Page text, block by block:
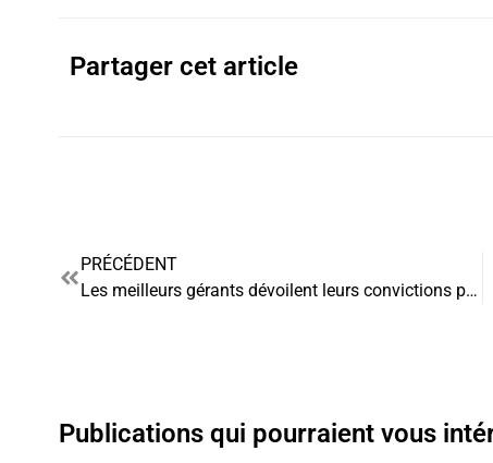
Partager cet article
PRÉCÉDENT
Les meilleurs gérants dévoilent leurs convictions pour 2019
Publications qui pourraient vous